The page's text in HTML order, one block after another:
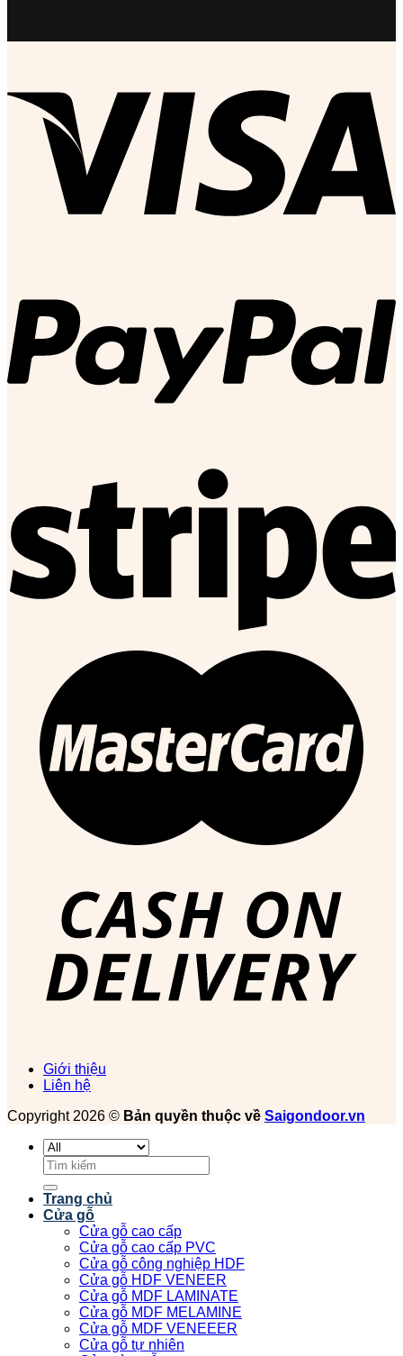
Giới thiệu
Liên hệ
Copyright 2026 © Bản quyền thuộc về Saigondoor.vn
Tìm
kiếm:
Trang chủ
Cửa gỗ
Cửa gỗ cao cấp
Cửa gỗ cao cấp PVC
Cửa gỗ công nghiệp HDF
Cửa gỗ HDF VENEER
Cửa gỗ MDF LAMINATE
Cửa gỗ MDF MELAMINE
Cửa gỗ MDF VENEEER
Cửa gỗ tự nhiên